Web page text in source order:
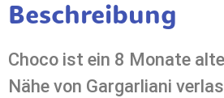
Beschreibung
Choco ist ein 8 Monate
Nähe von Gargarliani